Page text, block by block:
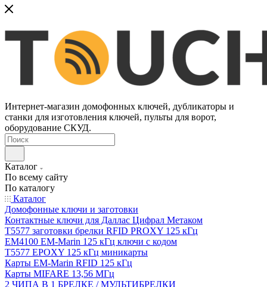
Интернет-магазин домофонных ключей, дубликаторы и
станки для изготовления ключей, пульты для ворот,
оборудование СКУД.
Каталог
По всему сайту
По каталогу
Каталог
Домофонные ключи и заготовки
Контактные ключи для Даллас Цифрал Метаком
T5577 заготовки брелки RFID PROXY 125 кГц
EM4100 EM-Marin 125 кГц ключи с кодом
T5577 EPOXY 125 кГц миникарты
Карты EM-Marin RFID 125 кГц
Карты MIFARE 13,56 МГц
2 ЧИПА В 1 БРЕЛКЕ / МУЛЬТИБРЕЛКИ